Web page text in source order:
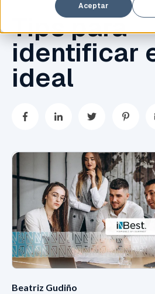
Aceptar
Tips para
identificar
ideal
Beatriz Gudiño